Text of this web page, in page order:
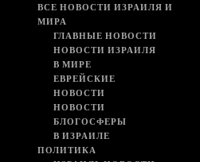
ВСЕ НОВОСТИ ИЗРАИЛЯ И
МИРА
ГЛАВНЫЕ НОВОСТИ
НОВОСТИ ИЗРАИЛЯ
В МИРЕ
ЕВРЕЙСКИЕ
НОВОСТИ
НОВОСТИ
БЛОГОСФЕРЫ
В ИЗРАИЛЕ
ПОЛИТИКА